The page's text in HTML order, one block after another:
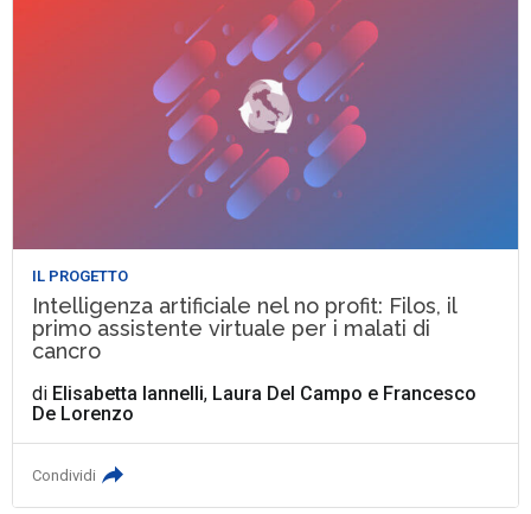
IL PROGETTO
Intelligenza artificiale nel no profit: Filos, il
primo assistente virtuale per i malati di
cancro
di Elisabetta Iannelli, Laura Del Campo e Francesco
De Lorenzo
Condividi